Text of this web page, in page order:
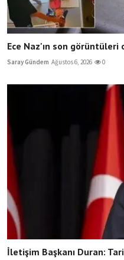
Ece Naz'ın son görüntüleri
Saray Gündem Ağustos 6, 2026 0
İletişim Başkanı Duran: